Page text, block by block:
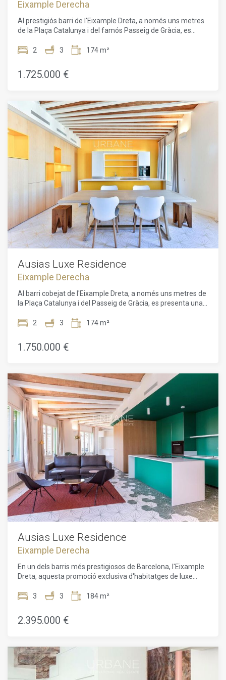
Catalunya, aquest àtic ofereix una combinació única de
luxe, confort i encant al cor de Barcelona.
Eixample Derecha
Al prestigiós barri de l'Eixample Dreta, a només uns metres
de la Plaça Catalunya i del famós Passeig de Gràcia, es
exclusiva d'habitatges d'alt standing situada en un edifici
bellament restaurat, oferint una fusió perfecta entre
l'arquitectura clàssica i uns interiors exquisidament
restaurant mediterrani saludable a la planta baixa. El
projecte té com a objectiu oferir un confort màxim al cor de
Barcelona, amb serveis de luxe com un xofer, seguretat
reforçada, consergeria multilingüe disponible les 24 hores,
lloguer de bicicletes, cabines de massatge i un majordom
virtual que respon de manera instantània a qualsevol
petició.Els habitatges oscil·len entre 65 m² i 232 m², amb
configuracions d'1 a 3 habitacions, algunes amb terrasses o
balcons. La joia d'aquesta residència és, sens dubte, l'àtic de
la sisena planta, amb una espectacular terrassa privada que
ofereix vistes panoràmiques. Els apartaments, dissenyats
pel prestigiós despatx Daar Architects, es distingeixen per
un disseny innovador i tecnologia d'avantguarda, garantint
un confort de vida incomparable.Un autèntic refugi de luxe
al cor de Barcelona, que representa una oportunitat
propietat única que combini tradició, disseny i serveis
2 3 174 m²
1.725.000 €
Ausias Luxe Residence
Eixample Derecha
Al barri cobejat de l'Eixample Dreta, a només uns metres de
la Plaça Catalunya i del Passeig de Gràcia, es presenta una
d'habitatges de luxe situada en un edifici d'angle de 1895.
impecable, oferint una fusió perfecta entre la seva
arquitectura clàssica i uns interiors recentment renovats i
un restaurant mediterrani saludable a la planta baixa. El
projecte està dissenyat per oferir el màxim confort al cor de
Barcelona, amb serveis de luxe com xòfer, seguretat
reforçada, consergeria multilingüe disponible 24 hores al
dia, lloguer de bicicletes, cabines de massatges i un
majordom virtual capaç de respondre instantàniament a
totes les sol·licituds enviades per missatge de text.Les
unitats disponibles varien entre 65 m² i 232 m², amb
configuracions de 1 a 3 dormitoris, algunes d'elles amb
terrasses o balcons. La joia d'aquesta residència és, sens
dubte, l'àtic de la sisena planta, que disposa d'una
espectacular terrassa privada amb vistes panoràmiques.
Els apartaments, dissenyats per l'estudi d'arquitectura
prestigiós Daar Architects, es distingeixen per un disseny
innovador i tecnologies de darrera generació, garantint un
confort de vida inigualable.Una oportunitat única per invertir
en una propietat realment excepcional al cor de Barcelona,
que combina tradició, disseny i serveis exclusius.
2 3 174 m²
1.750.000 €
Ausias Luxe Residence
Eixample Derecha
En un dels barris més prestigiosos de Barcelona, l'Eixample
Dreta, aquesta promoció exclusiva d'habitatges de luxe
totalment renovat, un immoble d'angle de 1895. L'edifici de
contemporani, dissenyat magníficament pel prestigiós
despatx d'arquitectes Daar Architects.L'apartament de 179
poden gaudir de la comoditat d'una ubicació cèntrica amb
serveis de luxe, incloent un xofer, una consergeria
multilingüe disponible les 24 hores, seguretat de màxim
3 3 184 m²
2.395.000 €